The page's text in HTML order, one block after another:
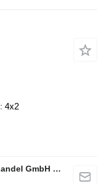
4x2
M.O. Baumaschinen & Nutzfahrzeughandel GmbH & CO.